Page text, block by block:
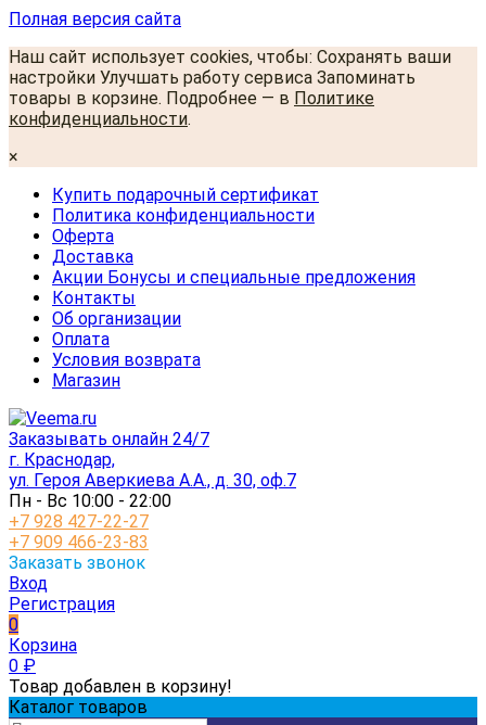
Полная версия сайта
Наш сайт использует cookies, чтобы: Сохранять ваши
настройки Улучшать работу сервиса Запоминать
товары в корзине. Подробнее — в Политике
конфиденциальности.
×
Купить подарочный сертификат
Политика конфиденциальности
Оферта
Доставка
Акции Бонусы и специальные предложения
Контакты
Об организации
Оплата
Условия возврата
Магазин
Заказывать онлайн 24/7
г. Краснодар,
ул. Героя Аверкиева А.А., д. 30, оф.7
Пн - Вс 10:00 - 22:00
+7 928 427-22-27
+7 909 466-23-83
Заказать звонок
Вход
Регистрация
0
Корзина
0 ₽
Товар добавлен в корзину!
Каталог товаров